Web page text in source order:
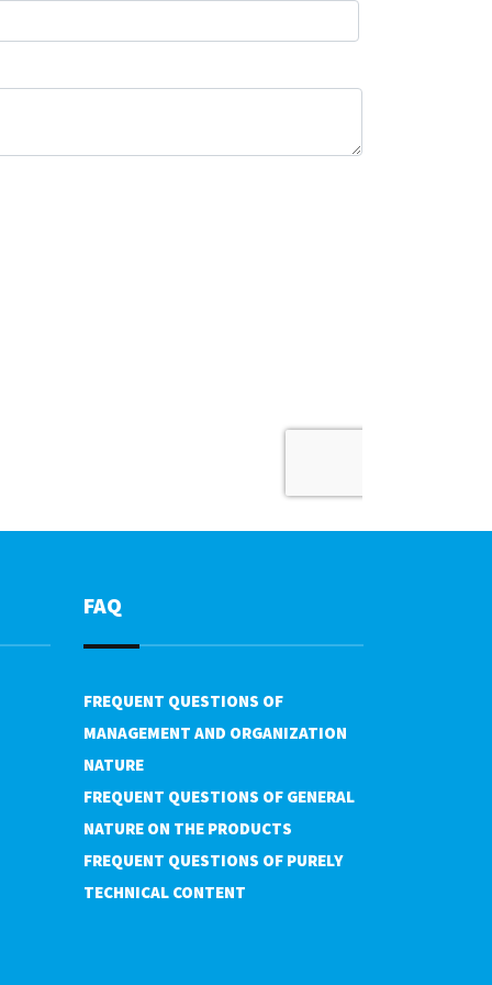
FAQ
FREQUENT QUESTIONS OF
MANAGEMENT AND ORGANIZATION
NATURE
FREQUENT QUESTIONS OF GENERAL
NATURE ON THE PRODUCTS
FREQUENT QUESTIONS OF PURELY
TECHNICAL CONTENT